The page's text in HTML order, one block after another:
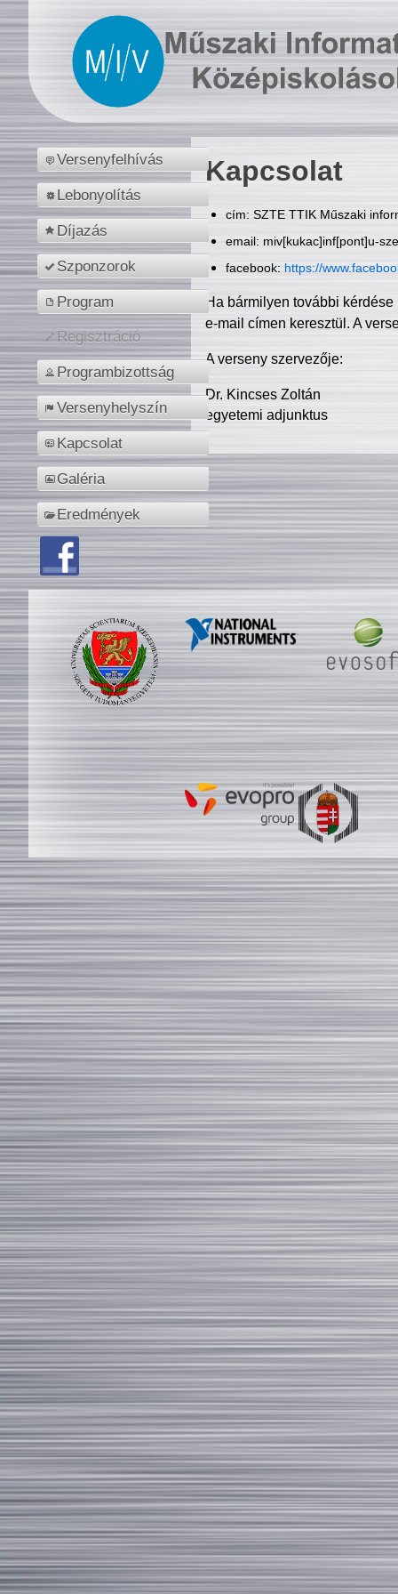
Versenyfelhívás
Lebonyolítás
Díjazás
Szponzorok
Program
Regisztráció
Programbizottság
Versenyhelyszín
Kapcsolat
Galéria
Eredmények
Kapcsolat
cím: SZTE TTIK Műszaki
email: miv[kukac]inf[pont]u-
facebook: https://
Ha bármilyen további
e-mail címen keresztül. A
A verseny szervezője:
Dr. Kincses Zoltán
egyetemi adjunktus